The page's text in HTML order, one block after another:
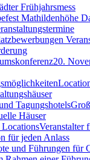
Frühjahrsmess
Mathildenhöhe
20.
Tagungshotels
Häuser
LocationsVeranstalter
für jeden Anlass
und Führungen für